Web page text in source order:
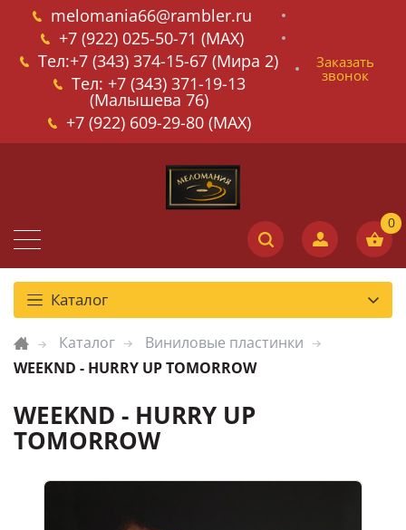
melomania66@rambler.ru
+7 (922) 025-50-71 (MAX)
Тел:+7 (343) 374-15-67 (Мира 2)
Тел: +7 (343) 371-19-13
(Малышева 76)
+7 (922) 609-29-80 (MAX)
Заказать
звонок
Каталог
Каталог
Виниловые пластинки
WEEKND - HURRY UP TOMORROW
WEEKND - HURRY UP
TOMORROW